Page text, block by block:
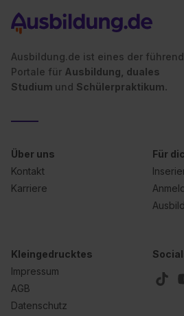
Ausbildung.de ist eines der
Portale für Ausbildung, duales
Studium und Schülerpraktikum.
Über uns
Kontakt
Karriere
Für
Kleingedrucktes
Impressum
AGB
Datenschutz